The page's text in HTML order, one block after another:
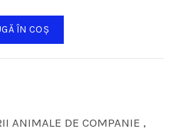
ÎN COȘ
ANIMALE DE COMPANIE ,